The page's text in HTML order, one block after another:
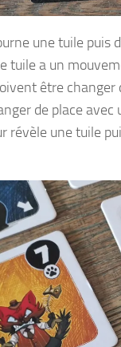
une tuile puis
tuile a un
être
de place
révèle une tuile